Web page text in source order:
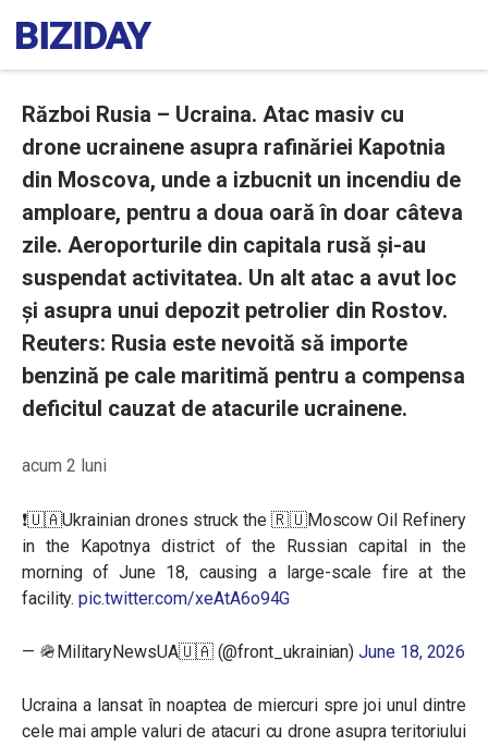
Război Rusia – Ucraina. Atac masiv cu
drone ucrainene asupra rafinăriei Kapotnia
din Moscova, unde a izbucnit un incendiu de
amploare, pentru a doua oară în doar câteva
zile. Aeroporturile din capitala rusă și-au
suspendat activitatea. Un alt atac a avut loc
și asupra unui depozit petrolier din Rostov.
Reuters: Rusia este nevoită să importe
benzină pe cale maritimă pentru a compensa
deficitul cauzat de atacurile ucrainene.
acum 2 luni
❗️🇺🇦Ukrainian drones struck the 🇷🇺Moscow Oil Refinery
in the Kapotnya district of the Russian capital in the
morning of June 18, causing a large-scale fire at the
facility.pic.twitter.com/xeAtA6o94G
— 🪖MilitaryNewsUA🇺🇦 (@front_ukrainian)June 18, 2026
Ucraina a lansat în noaptea de miercuri spre joi unul dintre
cele mai ample valuri de atacuri cu drone asupra teritoriului